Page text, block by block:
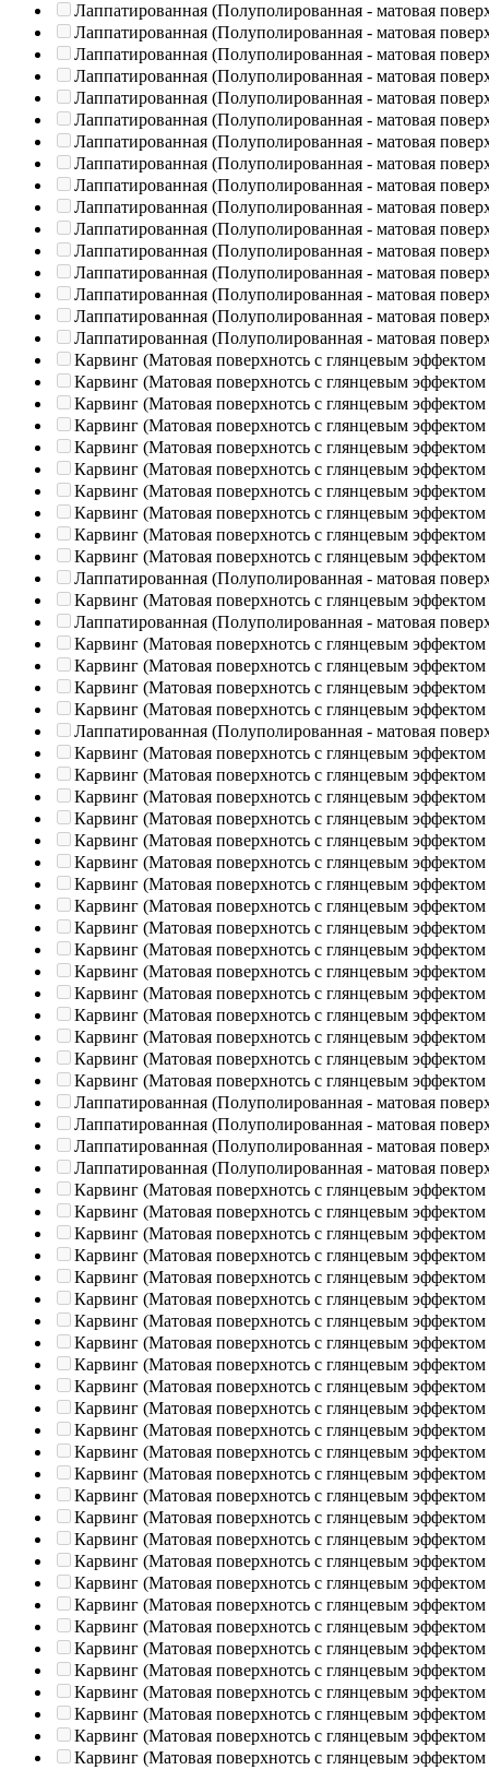
Лаппатированная (Полуполированная - матовая
Лаппатированная (Полуполированная - матовая
Лаппатированная (Полуполированная - матовая
Лаппатированная (Полуполированная - матовая
Лаппатированная (Полуполированная - матовая
Лаппатированная (Полуполированная - матовая
Лаппатированная (Полуполированная - матовая
Лаппатированная (Полуполированная - матовая
Лаппатированная (Полуполированная - матовая
Лаппатированная (Полуполированная - матовая
Лаппатированная (Полуполированная - матовая
Лаппатированная (Полуполированная - матовая
Лаппатированная (Полуполированная - матовая
Лаппатированная (Полуполированная - матовая
Лаппатированная (Полуполированная - матовая
Лаппатированная (Полуполированная - матовая
Карвинг (Матовая поверхнотсь с глянцевым эффектом
Карвинг (Матовая поверхнотсь с глянцевым эффектом
Карвинг (Матовая поверхнотсь с глянцевым эффектом
Карвинг (Матовая поверхнотсь с глянцевым эффектом
Карвинг (Матовая поверхнотсь с глянцевым эффектом
Карвинг (Матовая поверхнотсь с глянцевым эффектом
Карвинг (Матовая поверхнотсь с глянцевым эффектом
Карвинг (Матовая поверхнотсь с глянцевым эффектом
Карвинг (Матовая поверхнотсь с глянцевым эффектом
Карвинг (Матовая поверхнотсь с глянцевым эффектом
Лаппатированная (Полуполированная - матовая
Карвинг (Матовая поверхнотсь с глянцевым эффектом
Лаппатированная (Полуполированная - матовая
Карвинг (Матовая поверхнотсь с глянцевым эффектом
Карвинг (Матовая поверхнотсь с глянцевым эффектом
Карвинг (Матовая поверхнотсь с глянцевым эффектом
Карвинг (Матовая поверхнотсь с глянцевым эффектом
Лаппатированная (Полуполированная - матовая
Карвинг (Матовая поверхнотсь с глянцевым эффектом
Карвинг (Матовая поверхнотсь с глянцевым эффектом
Карвинг (Матовая поверхнотсь с глянцевым эффектом
Карвинг (Матовая поверхнотсь с глянцевым эффектом
Карвинг (Матовая поверхнотсь с глянцевым эффектом
Карвинг (Матовая поверхнотсь с глянцевым эффектом
Карвинг (Матовая поверхнотсь с глянцевым эффектом
Карвинг (Матовая поверхнотсь с глянцевым эффектом
Карвинг (Матовая поверхнотсь с глянцевым эффектом
Карвинг (Матовая поверхнотсь с глянцевым эффектом
Карвинг (Матовая поверхнотсь с глянцевым эффектом
Карвинг (Матовая поверхнотсь с глянцевым эффектом
Карвинг (Матовая поверхнотсь с глянцевым эффектом
Карвинг (Матовая поверхнотсь с глянцевым эффектом
Карвинг (Матовая поверхнотсь с глянцевым эффектом
Карвинг (Матовая поверхнотсь с глянцевым эффектом
Лаппатированная (Полуполированная - матовая
Лаппатированная (Полуполированная - матовая
Лаппатированная (Полуполированная - матовая
Лаппатированная (Полуполированная - матовая
Карвинг (Матовая поверхнотсь с глянцевым эффектом
Карвинг (Матовая поверхнотсь с глянцевым эффектом
Карвинг (Матовая поверхнотсь с глянцевым эффектом
Карвинг (Матовая поверхнотсь с глянцевым эффектом
Карвинг (Матовая поверхнотсь с глянцевым эффектом
Карвинг (Матовая поверхнотсь с глянцевым эффектом
Карвинг (Матовая поверхнотсь с глянцевым эффектом
Карвинг (Матовая поверхнотсь с глянцевым эффектом
Карвинг (Матовая поверхнотсь с глянцевым эффектом
Карвинг (Матовая поверхнотсь с глянцевым эффектом
Карвинг (Матовая поверхнотсь с глянцевым эффектом
Карвинг (Матовая поверхнотсь с глянцевым эффектом
Карвинг (Матовая поверхнотсь с глянцевым эффектом
Карвинг (Матовая поверхнотсь с глянцевым эффектом
Карвинг (Матовая поверхнотсь с глянцевым эффектом
Карвинг (Матовая поверхнотсь с глянцевым эффектом
Карвинг (Матовая поверхнотсь с глянцевым эффектом
Карвинг (Матовая поверхнотсь с глянцевым эффектом
Карвинг (Матовая поверхнотсь с глянцевым эффектом
Карвинг (Матовая поверхнотсь с глянцевым эффектом
Карвинг (Матовая поверхнотсь с глянцевым эффектом
Карвинг (Матовая поверхнотсь с глянцевым эффектом
Карвинг (Матовая поверхнотсь с глянцевым эффектом
Карвинг (Матовая поверхнотсь с глянцевым эффектом
Карвинг (Матовая поверхнотсь с глянцевым эффектом
Карвинг (Матовая поверхнотсь с глянцевым эффектом
Карвинг (Матовая поверхнотсь с глянцевым эффектом